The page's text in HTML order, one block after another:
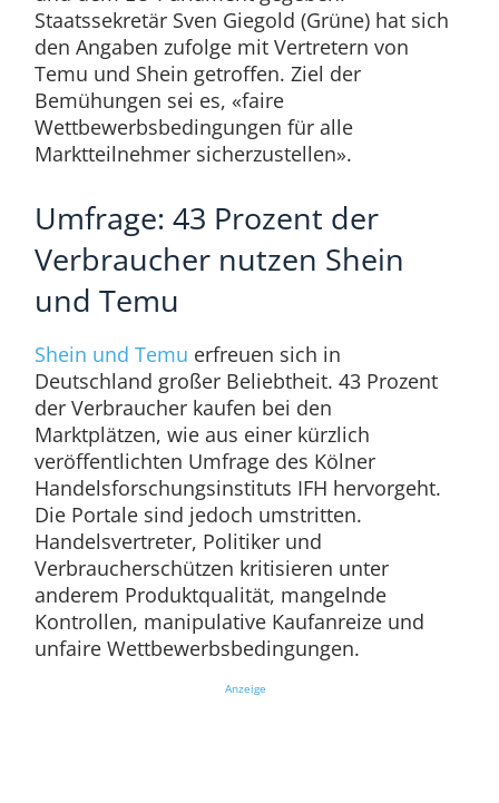
Staatssekretär Sven Giegold (Grüne) hat sich
den Angaben zufolge mit Vertretern von
Temu und Shein getroffen. Ziel der
Bemühungen sei es, «faire
Wettbewerbsbedingungen für alle
Marktteilnehmer sicherzustellen».
Umfrage: 43 Prozent der
Verbraucher nutzen Shein
und Temu
Shein und Temu erfreuen sich in
Deutschland großer Beliebtheit. 43 Prozent
der Verbraucher kaufen bei den
Marktplätzen, wie aus einer kürzlich
veröffentlichten Umfrage des Kölner
Handelsforschungsinstituts IFH hervorgeht.
Die Portale sind jedoch umstritten.
Handelsvertreter, Politiker und
Verbraucherschützen kritisieren unter
anderem Produktqualität, mangelnde
Kontrollen, manipulative Kaufanreize und
unfaire Wettbewerbsbedingungen.
Anzeige